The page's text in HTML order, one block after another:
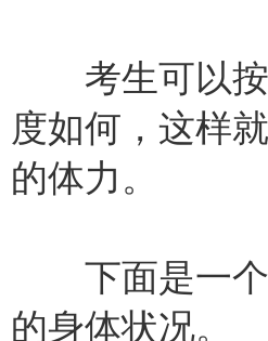
考生可以按
度如何，这样
的体力。
下面是一个
的身体状况。